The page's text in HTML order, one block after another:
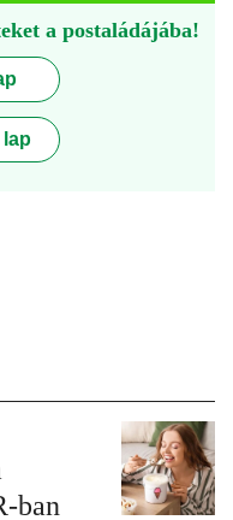
a postaládájába!
lap
ban